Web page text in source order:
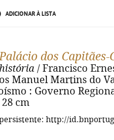
ADICIONAR À LISTA
Palácio dos Capitães-
/ Francisco
Manuel Martins do
: Governo
cm
http://